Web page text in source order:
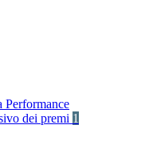
Performance
dei premi 1